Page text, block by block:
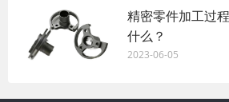
精密零件加工过
什么？
2023-06-05